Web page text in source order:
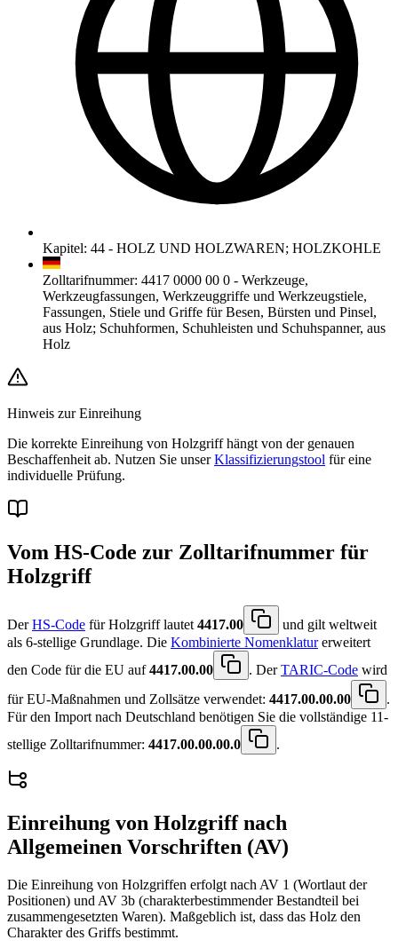
Kapitel: 44 - HOLZ UND HOLZWAREN; HOLZKOHLE
Zolltarifnummer: 4417 0000 00 0 - Werkzeuge,
Werkzeugfassungen, Werkzeuggriffe und Werkzeugstiele,
Fassungen, Stiele und Griffe für Besen, Bürsten und Pinsel,
aus Holz; Schuhformen, Schuhleisten und Schuhspanner, aus
Holz
Hinweis zur Einreihung
Die korrekte Einreihung von Holzgriff hängt von der genauen
Beschaffenheit ab. Nutzen Sie unserKlassifizierungstool für eine
individuelle Prüfung.
Vom HS-Code zur Zolltarifnummer für
Holzgriff
DerHS-Code für Holzgriff lautet4417.00
und gilt weltweit
als 6-stellige Grundlage. Die Kombinierte Nomenklaturerweitert
den Code für die EU auf4417.00.00 . DerTARIC-Code wird
für EU-Maßnahmen und Zollsätze verwendet: 4417.00.00.00
.
Für den Import nach Deutschland benötigen Sie die vollständige 11-
stellige Zolltarifnummer: 4417.00.00.00.0 .
Einreihung von Holzgriffnach
Allgemeinen Vorschriften (AV)
Die Einreihung von Holzgriffen erfolgt nach AV 1 (Wortlaut der
Positionen) und AV 3b (charakterbestimmender Bestandteil bei
zusammengesetzten Waren). Maßgeblich ist, dass das Holz den
Charakter des Griffs bestimmt.